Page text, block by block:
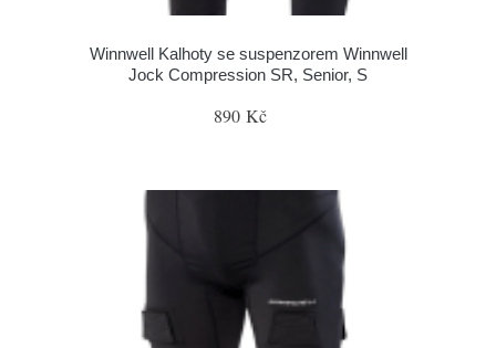
Winnwell Kalhoty se suspenzorem Winnwell
Jock Compression SR, Senior, S
890 Kč